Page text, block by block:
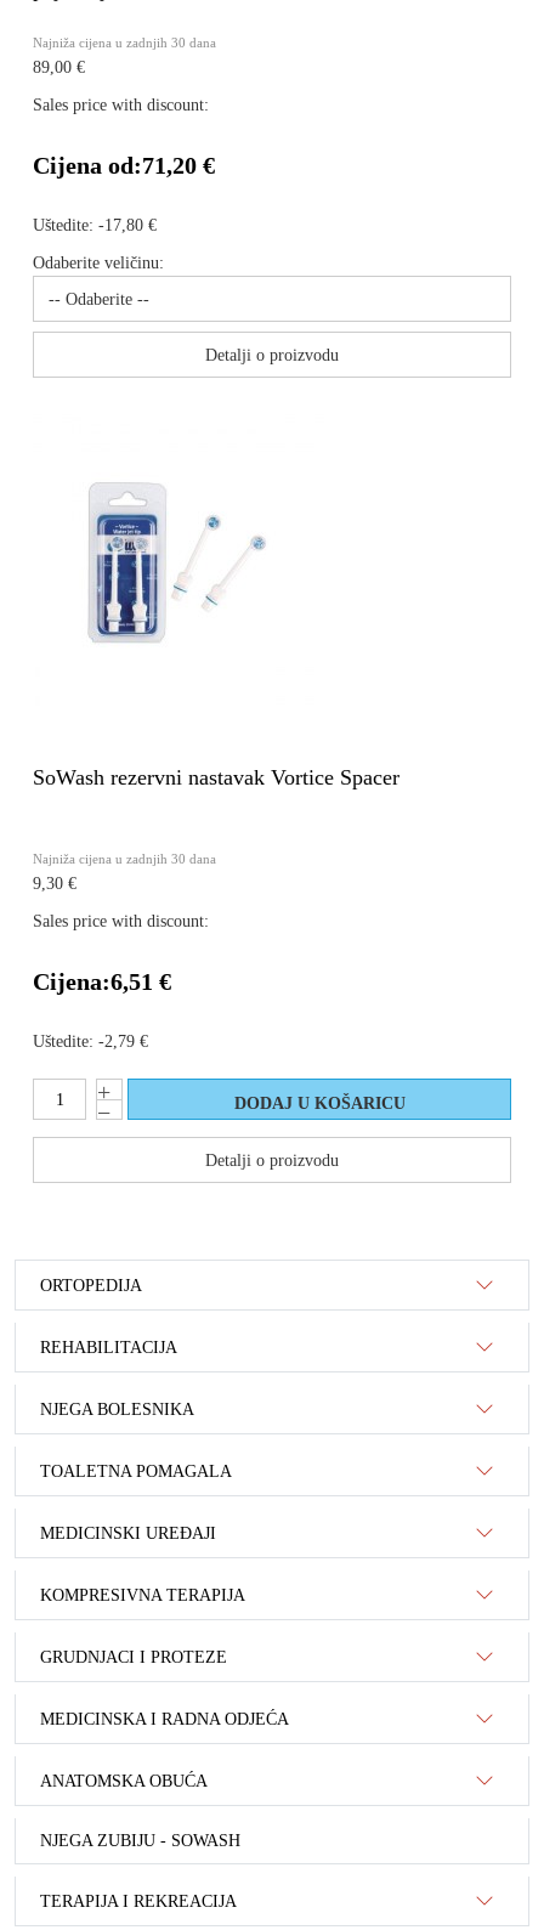
Najniža cijena u zadnjih 30 dana
89,00 €
Sales price with discount:
Cijena od:71,20 €
Uštedite: -17,80 €
Odaberite veličinu:
Detalji o proizvodu
SoWash rezervni nastavak Vortice Spacer
Najniža cijena u zadnjih 30 dana
9,30 €
Sales price with discount:
Cijena:6,51 €
Uštedite: -2,79 €
Detalji o proizvodu
ORTOPEDIJA
REHABILITACIJA
NJEGA BOLESNIKA
TOALETNA POMAGALA
MEDICINSKI UREĐAJI
KOMPRESIVNA TERAPIJA
GRUDNJACI I PROTEZE
MEDICINSKA I RADNA ODJEĆA
ANATOMSKA OBUĆA
NJEGA ZUBIJU - SOWASH
TERAPIJA I REKREACIJA